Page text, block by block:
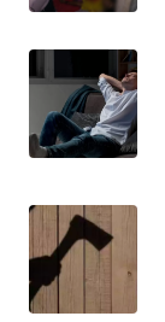
KONTAK
KAMI
IKLAN
TENTANG
KAMI